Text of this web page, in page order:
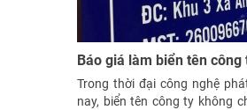
Báo giá làm biển tên
Trong thời đại công nghệ
nay, biển tên công ty không